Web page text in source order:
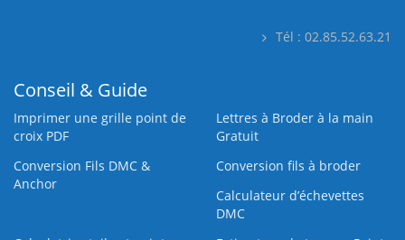
Tél : 02.85.52.63.21
Conseil & Guide
Imprimer une grille point de
croix PDF
Lettres à Broder à la main
Gratuit
Conversion Fils DMC &
Anchor
Conversion fils à broder
Calculateur d’échevettes
DMC